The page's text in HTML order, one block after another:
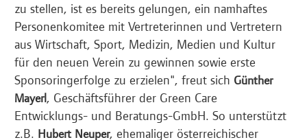
zu stellen, ist es bereits gelungen, ein namhaftes
Personenkomitee mit Vertreterinnen und Vertretern
aus Wirtschaft, Sport, Medizin, Medien und Kultur
für den neuen Verein zu gewinnen sowie erste
Sponsoringerfolge zu erzielen", freut sich Günther
Mayerl, Geschäftsführer der Green Care
Entwicklungs- und Beratungs-GmbH. So unterstützt
z.B. Hubert Neuper, ehemaliger österreichischer